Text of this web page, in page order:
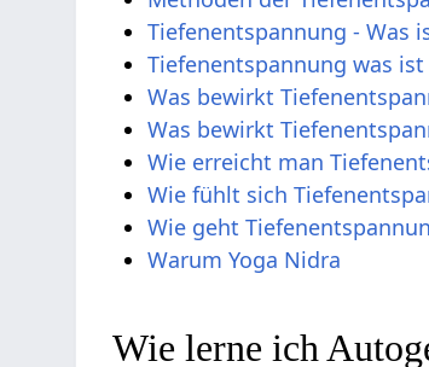
Tiefenentspannung - Was
Tiefenentspannung was ist
Was bewirkt
Was bewirkt
Wie erreicht man
Wie fühlt sich
Wie geht
Warum Yoga Nidra
Wie lerne ich